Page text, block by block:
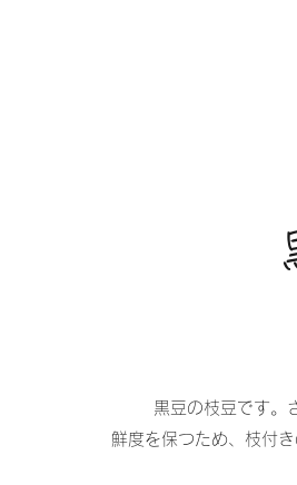
黒豆の枝豆です。
鮮度を保つため、枝付